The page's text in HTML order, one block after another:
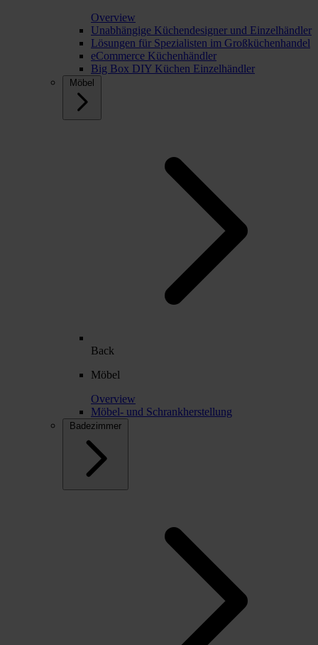
Overview
Unabhängige Küchendesigner und Einzelhändler
Lösungen für Spezialisten im Großküchenhandel
eCommerce Küchenhändler
Big Box DIY Küchen Einzelhändler
Möbel
Back
Möbel
Overview
Möbel- und Schrankherstellung
Badezimmer